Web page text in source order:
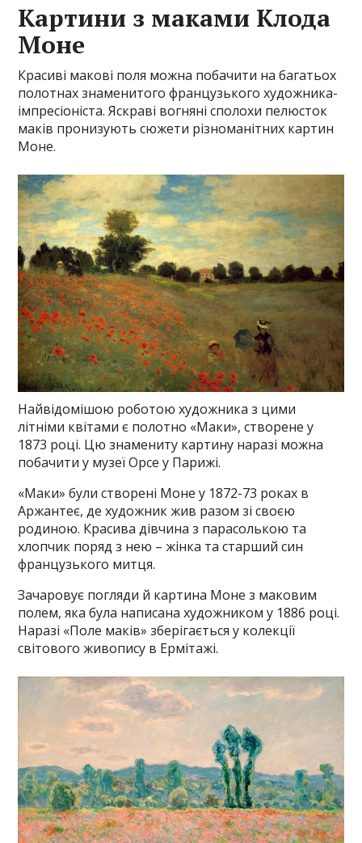
Картини з маками Клода
Моне
Красиві макові поля можна побачити на багатьох
полотнах знаменитого французького художника-
імпресіоніста. Яскраві вогняні сполохи пелюсток
маків пронизують сюжети різноманітних картин
Моне.
Найвідомішою роботою художника з цими
літніми квітами є полотно «Маки», створене у
1873 році. Цю знамениту картину наразі можна
побачити у музеї Орсе у Парижі.
«Маки» були створені Моне у 1872-73 роках в
Аржантеє, де художник жив разом зі своєю
родиною. Красива дівчина з парасолькою та
хлопчик поряд з нею – жінка та старший син
французького митця.
Зачаровує погляди й картина Моне з маковим
полем, яка була написана художником у 1886 році.
Наразі «Поле маків» зберігається у колекції
світового живопису в Ермітажі.